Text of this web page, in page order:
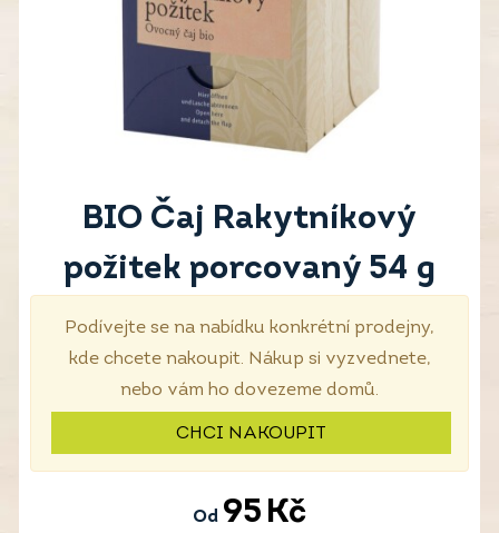
BIO Čaj Rakytníkový
požitek porcovaný 54 g
Podívejte se na nabídku konkrétní prodejny,
kde chcete nakoupit. Nákup si vyzvednete,
nebo vám ho dovezeme domů.
CHCI NAKOUPIT
Od 95 Kč